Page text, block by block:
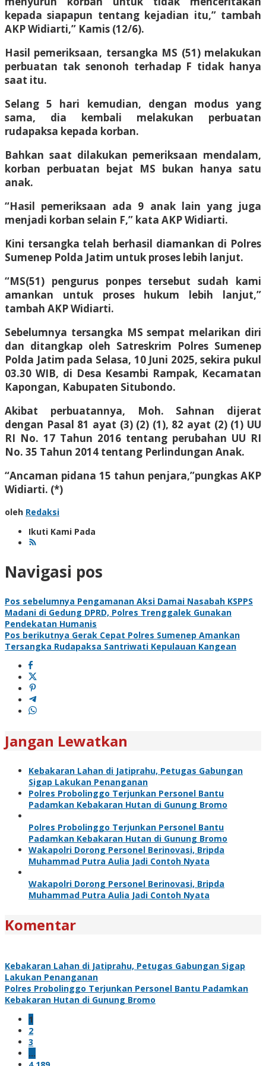
kepada siapapun tentang kejadian itu,” tambah
AKP Widiarti,” Kamis (12/6).
Hasil pemeriksaan, tersangka MS (51) melakukan
perbuatan tak senonoh terhadap F tidak hanya
saat itu.
Selang 5 hari kemudian, dengan modus yang
sama, dia kembali melakukan perbuatan
rudapaksa kepada korban.
Bahkan saat dilakukan pemeriksaan mendalam,
korban perbuatan bejat MS bukan hanya satu
anak.
“Hasil pemeriksaan ada 9 anak lain yang juga
menjadi korban selain F,” kata AKP Widiarti.
Kini tersangka telah berhasil diamankan di Polres
Sumenep Polda Jatim untuk proses lebih lanjut.
“MS(51) pengurus ponpes tersebut sudah kami
amankan untuk proses hukum lebih lanjut,”
tambah AKP Widiarti.
Sebelumnya tersangka MS sempat melarikan diri
dan ditangkap oleh Satreskrim Polres Sumenep
Polda Jatim pada Selasa, 10 Juni 2025, sekira pukul
03.30 WIB, di Desa Kesambi Rampak, Kecamatan
Kapongan, Kabupaten Situbondo.
Akibat perbuatannya, Moh. Sahnan dijerat
dengan Pasal 81 ayat (3) (2) (1), 82 ayat (2) (1) UU
RI No. 17 Tahun 2016 tentang perubahan UU RI
No. 35 Tahun 2014 tentang Perlindungan Anak.
“Ancaman pidana 15 tahun penjara,”pungkas AKP
Widiarti. (*)
oleh Redaksi
Ikuti Kami Pada
Navigasi pos
Pos sebelumnya Pengamanan Aksi Damai Nasabah KSPPS
Madani di Gedung DPRD, Polres Trenggalek Gunakan
Pendekatan Humanis
Pos berikutnya Gerak Cepat Polres Sumenep Amankan
Tersangka Rudapaksa Santriwati Kepulauan Kangean
Jangan Lewatkan
Kebakaran Lahan di Jatiprahu, Petugas Gabungan
Sigap Lakukan Penanganan
Polres Probolinggo Terjunkan Personel Bantu
Padamkan Kebakaran Hutan di Gunung Bromo
Polres Probolinggo Terjunkan Personel Bantu
Padamkan Kebakaran Hutan di Gunung Bromo
Wakapolri Dorong Personel Berinovasi, Bripda
Muhammad Putra Aulia Jadi Contoh Nyata
Wakapolri Dorong Personel Berinovasi, Bripda
Muhammad Putra Aulia Jadi Contoh Nyata
Komentar
Kebakaran Lahan di Jatiprahu, Petugas Gabungan Sigap
Lakukan Penanganan
Polres Probolinggo Terjunkan Personel Bantu Padamkan
Kebakaran Hutan di Gunung Bromo
1
2
3
…